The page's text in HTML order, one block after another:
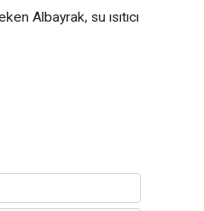
Albayrak, su ısıtıcı